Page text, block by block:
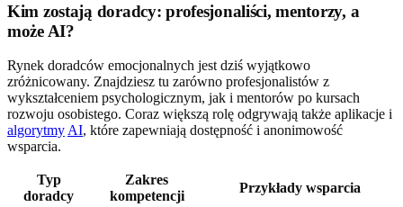
Kim zostają doradcy: profesjonaliści, mentorzy, a
może AI?
Rynek doradców emocjonalnych jest dziś wyjątkowo
zróżnicowany. Znajdziesz tu zarówno profesjonalistów z
wykształceniem psychologicznym, jak i mentorów po kursach
rozwoju osobistego. Coraz większą rolę odgrywają także aplikacje i
algorytmy AI, które zapewniają dostępność i anonimowość
wsparcia.
Typ
doradcy
Zakres
kompetencji
Przykłady wsparcia